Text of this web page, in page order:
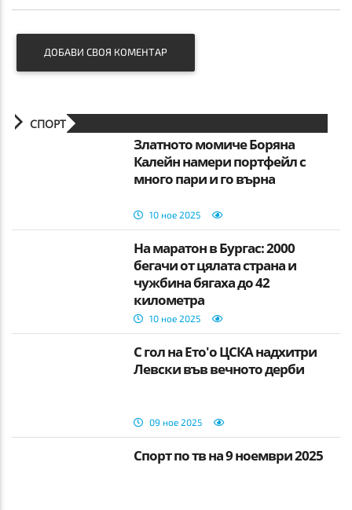
ДОБАВИ СВОЯ КОМЕНТАР
СПОРТ
Златното момиче Боряна
Калейн намери портфейл с
много пари и го върна
10 ное 2025
На маратон в Бургас: 2000
бегачи от цялата страна и
чужбина бягаха до 42
километра
10 ное 2025
С гол на Ето'о ЦСКА надхитри
Левски във вечното дерби
09 ное 2025
Спорт по тв на 9 ноември 2025